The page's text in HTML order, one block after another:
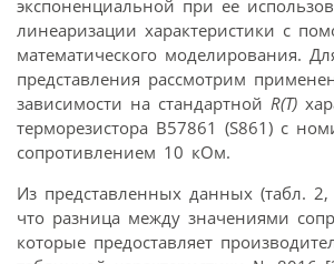
экспоненциальной при ее
линеаризации характеристики с
математического моделирования.
представления рассмотрим
зависимости на стандартной R(T)
терморезистора В57861 (S861) с
сопротивлением 10 кОм.
Из представленных данных (табл.
что разница между значениями
которые предоставляет